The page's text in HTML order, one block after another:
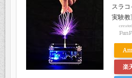
スラ
実験教
楽